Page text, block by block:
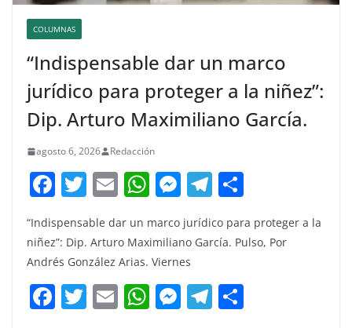
COLUMNAS
“Indispensable dar un marco
jurídico para proteger a la niñez”:
Dip. Arturo Maximiliano García.
agosto 6, 2026 Redacción
F
c
e
b
o
T
w
itt
er
E
ai
l
W
at
s
A
p
M
e
ss
e
n
g
T
e
a
m
m
“Indispensable dar un marco jurídico para proteger a la
niñez”: Dip. Arturo Maximiliano García. Pulso, Por
Andrés González Arias. Viernes
F T E W M T